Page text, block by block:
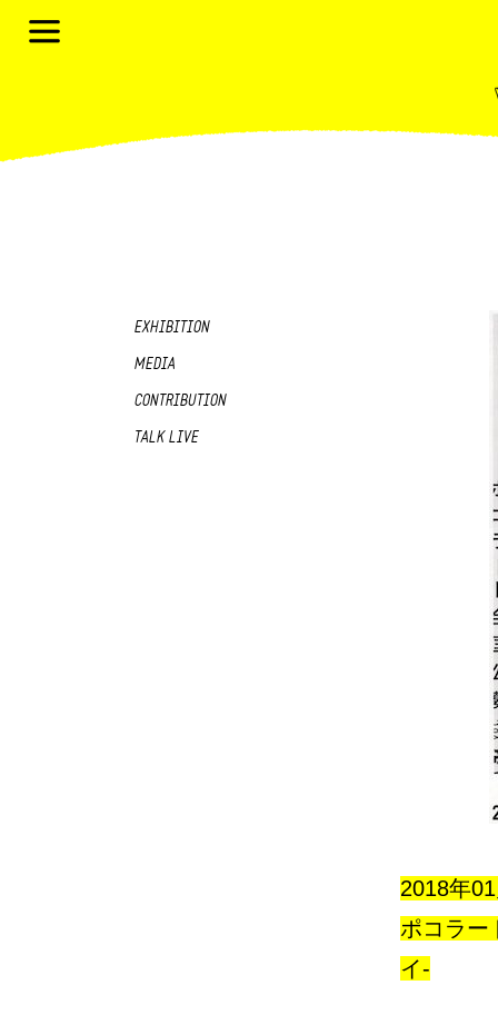
EXHIBITION
MEDIA
CONTRIBUTION
TALK LIVE
2018年
ポコラー
イ-